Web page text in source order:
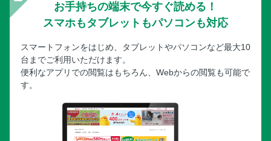
お手持ちの端末で今すぐ読める！
スマホもタブレットもパソコンも対応
スマートフォンをはじめ、タブレットやパソコンなど最大10
台までご利用いただけます。
便利なアプリでの閲覧はもちろん、Webからの閲覧も可能で
す。